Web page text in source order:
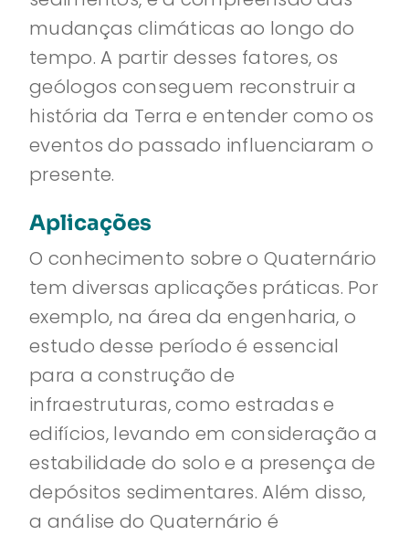
mudanças climáticas ao longo do
tempo. A partir desses fatores, os
geólogos conseguem reconstruir a
história da Terra e entender como os
eventos do passado influenciaram o
presente.
Aplicações
O conhecimento sobre o Quaternário
tem diversas aplicações práticas. Por
exemplo, na área da engenharia, o
estudo desse período é essencial
para a construção de
infraestruturas, como estradas e
edifícios, levando em consideração a
estabilidade do solo e a presença de
depósitos sedimentares. Além disso,
a análise do Quaternário é